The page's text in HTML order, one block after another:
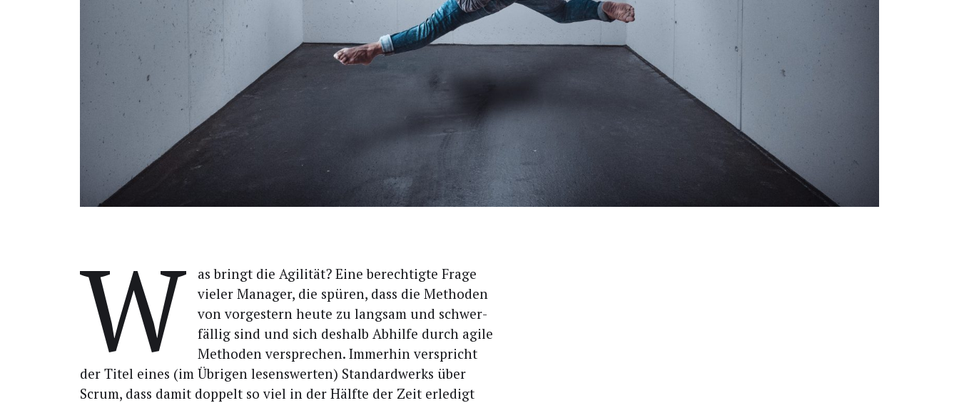
W
as bringt die Agi­li­tät? Eine berech­tig­te Fra­ge
vie­ler Mana­ger, die spü­ren, dass die Metho­den
von vor­ges­tern heu­te zu lang­sam und schwer­
fäl­lig sind und sich des­halb Abhil­fe durch agi­le
Metho­den ver­spre­chen. Immer­hin ver­spricht
der Titel eines (im Übri­gen lesens­wer­ten) Stan­dard­werks über
Scrum, dass damit dop­pelt so viel in der Hälf­te der Zeit erle­digt